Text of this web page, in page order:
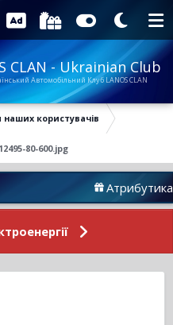
CLAN - Ukrainian Club
Автомобільний Клуб LANOS CLAN
користувачів
80-600.jpg
Атрибутика